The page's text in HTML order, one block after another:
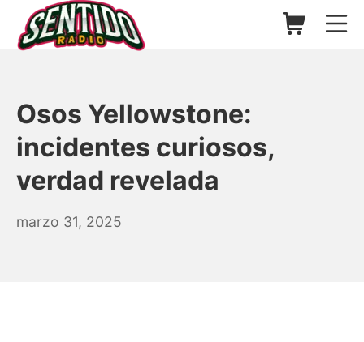
Saltar
contenido
Carrito de
Osos Yellowstone:
incidentes curiosos,
verdad revelada
marzo 31, 2025